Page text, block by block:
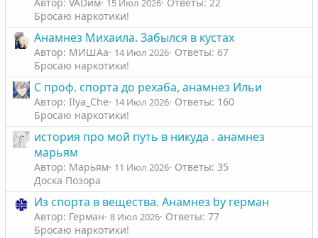
Бросаю наркотики!
Анамнез Михаила. Забылся в кустах
Автор: МИШАа 14 Июл 2026 Ответы: 67
Бросаю наркотики!
С проф. спорта до рехаба, анамнез Ильи
Автор: Ilya_Che 14 Июл 2026 Ответы: 160
Бросаю наркотики!
история про мой путь в никуда . анамнез
марьям
Автор: Марьям 11 Июл 2026 Ответы: 35
Доска Позора
Из спорта в вещества. Анамнез by герман
Автор: Герман 8 Июл 2026 Ответы: 77
Бросаю наркотики!